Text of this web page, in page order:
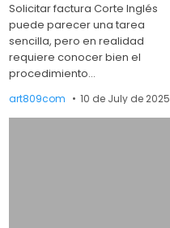
Solicitar factura Corte Inglés
puede parecer una tarea
sencilla, pero en realidad
requiere conocer bien el
procedimiento…
art809com 10 de July de 2025